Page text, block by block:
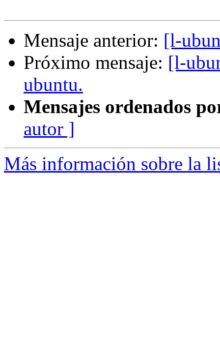
Mensaje anterior: [l-
Próximo mensaje: [l-
ubuntu.
Mensajes ordenados
autor ]
Más información sobre la